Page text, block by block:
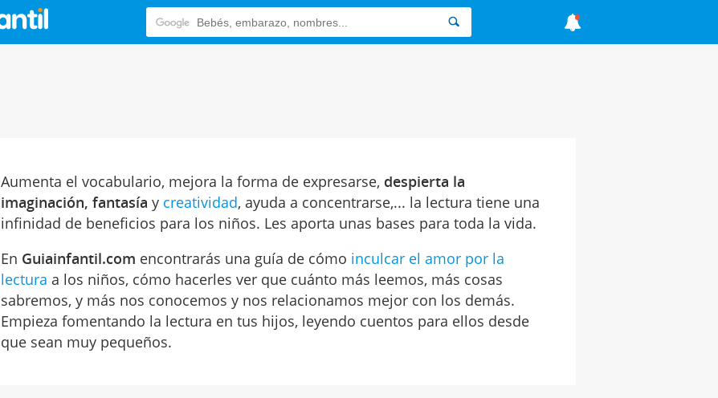
Aumenta el vocabulario, mejora la forma de expresarse, despierta la
imaginación, fantasía y creatividad, ayuda a concentrarse,... la lectura tiene una
infinidad de beneficios para los niños. Les aporta unas bases para toda la vida.
En Guiainfantil.com encontrarás una guía de cómo inculcar el amor por la
lectura a los niños, cómo hacerles ver que cuánto más leemos, más cosas
sabremos, y más nos conocemos y nos relacionamos mejor con los demás.
Empieza fomentando la lectura en tus hijos, leyendo cuentos para ellos desde
que sean muy pequeños.